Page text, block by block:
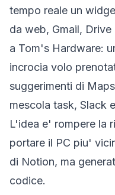
tempo reale un
da web, Gmail, Drive
a Tom's Hardware:
incrocia volo
suggerimenti di
mescola task, Slack
L'idea e' rompere la
portare il PC piu'
di Notion, ma
codice.